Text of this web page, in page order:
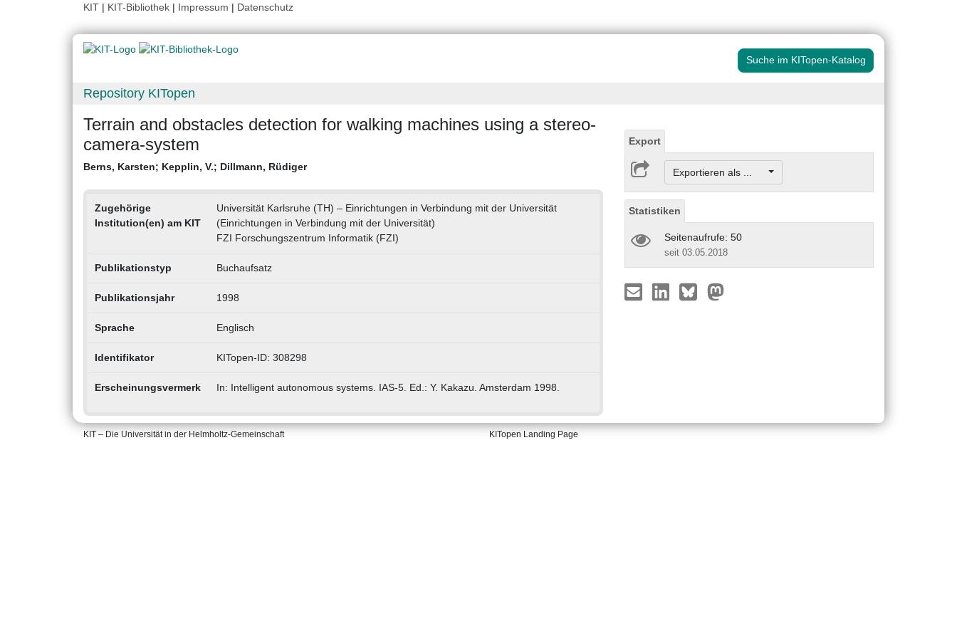
KIT | KIT-Bibliothek | Impressum | Datenschutz
Suche im KITopen-Katalog
Repository KITopen
Terrain and obstacles detection for walking machines using a stereo-
camera-system
Berns, Karsten; Kepplin, V.; Dillmann, Rüdiger
Zugehörige
Institution(en) am KIT
Universität Karlsruhe (TH) – Einrichtungen in Verbindung mit der Universität
(Einrichtungen in Verbindung mit der Universität)
FZI Forschungszentrum Informatik (FZI)
Publikationstyp Buchaufsatz
Publikationsjahr 1998
Sprache Englisch
Identifikator KITopen-ID: 308298
Erscheinungsvermerk In: Intelligent autonomous systems. IAS-5. Ed.: Y. Kakazu. Amsterdam 1998.
Export
Exportieren als ...
Statistiken
Seitenaufrufe: 50
seit 03.05.2018
KIT – Die Universität in der Helmholtz-Gemeinschaft KITopen Landing Page